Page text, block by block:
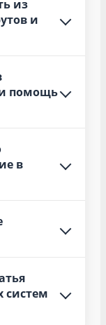
из
и
и помощь
в
систем